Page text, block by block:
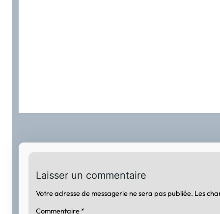
Laisser un commentaire
Votre adresse de messagerie ne sera pas publiée. Les
Commentaire *